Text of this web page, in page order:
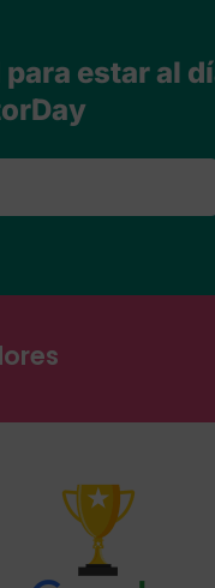
estar al